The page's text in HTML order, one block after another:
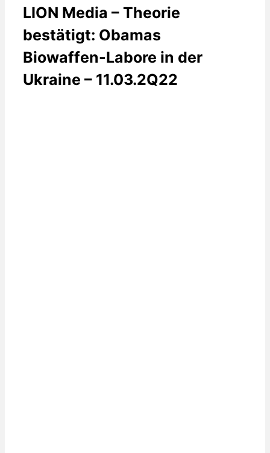
LION Media – Theorie
bestätigt: Obamas
Biowaffen-Labore in der
Ukraine – 11.03.2Q22